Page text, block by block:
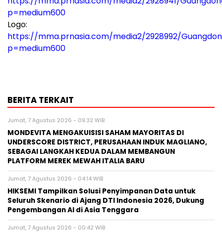
p=medium600
Logo:
https://mma.prnasia.com/media2/2928992/
p=medium600
BERITA TERKAIT
Jumat, 7 Agustus 2026 - 09:32 WIB
MONDEVITA MENGAKUISISI SAHAM MAYORITAS DI
UNDERSCORE DISTRICT, PERUSAHAAN INDUK MAGLIANO,
SEBAGAI LANGKAH KEDUA DALAM MEMBANGUN
PLATFORM MEREK MEWAH ITALIA BARU
Jumat, 7 Agustus 2026 - 04:14 WIB
HIKSEMI Tampilkan Solusi Penyimpanan Data untuk
Seluruh Skenario di Ajang DTI Indonesia 2026, Dukung
Pengembangan AI di Asia Tenggara
Jumat, 7 Agustus 2026 - 00:42 WIB